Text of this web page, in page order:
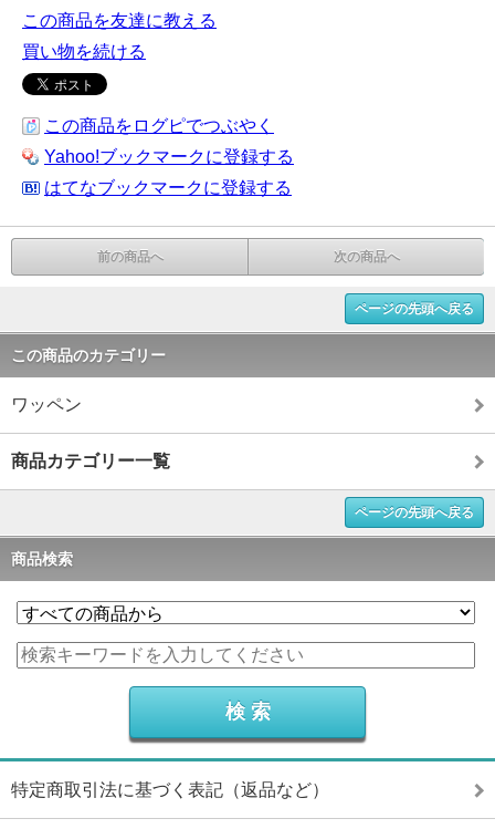
この商品を友達に教える
買い物を続ける
この商品をログピでつぶやく
Yahoo!ブックマークに登録する
はてなブックマークに登録する
前の商品へ 次の商品へ
ページの先頭へ戻る
この商品のカテゴリー
ワッペン
商品カテゴリー一覧
ページの先頭へ戻る
商品検索
特定商取引法に基づく表記（返品など）